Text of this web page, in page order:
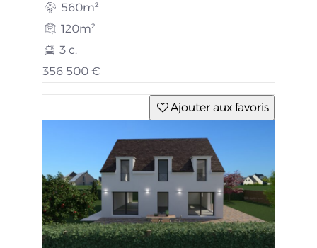
560m²
120m²
3 c.
356 500 €
Ajouter aux favoris